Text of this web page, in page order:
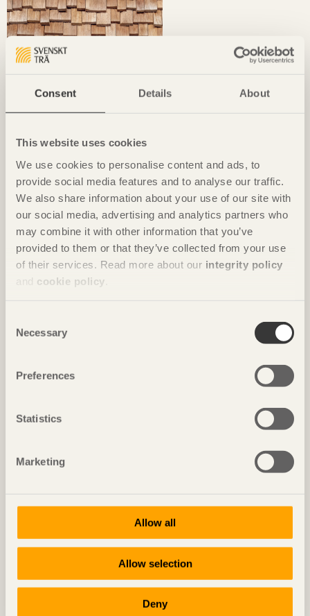
Consent Details About
This website uses cookies
We use cookies to personalise content and ads, to
provide social media features and to analyse our traffic.
We also share information about your use of our site with
our social media, advertising and analytics partners who
may combine it with other information that you’ve
provided to them or that they’ve collected from your use
of their services. Read more about our integrity policy
and cookie policy
Selection
Necessary
Preferences
Statistics
Marketing
Allow all
Allow selection
Deny
Tidningen Trä nummer 1, 2026
Tidningen Trä nummer 4, 2025